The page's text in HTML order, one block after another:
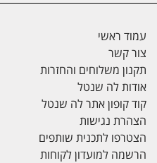
עמוד ראשי
צור קשר
תקנון משלוחים והחזרות
אודות לה שנטל
קוד קופון אתר לה שנטל
הצהרת נגישות
הצטרפו לתכנית שותפים
הרשמה למועדון לקוחות